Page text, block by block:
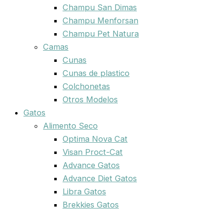
Champu San Dimas
Champu Menforsan
Champu Pet Natura
Camas
Cunas
Cunas de plastico
Colchonetas
Otros Modelos
Gatos
Alimento Seco
Optima Nova Cat
Visan Proct-Cat
Advance Gatos
Advance Diet Gatos
Libra Gatos
Brekkies Gatos